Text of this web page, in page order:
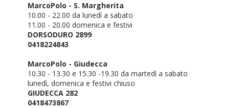
MarcoPolo - S. Margherita
10.00 - 22.00 da lunedì a sabato
11.00 - 20.00 domenica e festivi
DORSODURO 2899
0418224843
MarcoPolo - Giudecca
10.30 - 13.30 e 15.30 -19.30 da martedì a sabato
lunedì, domenica e festivi chiuso
GIUDECCA 282
0418473867